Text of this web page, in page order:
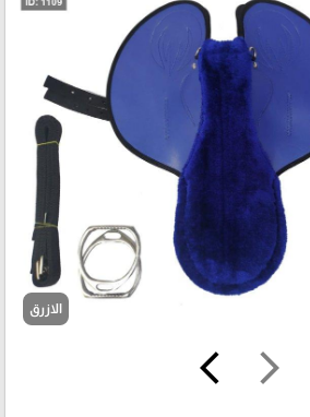
الازرق
arrow_forward_ios
arrow_back_ios